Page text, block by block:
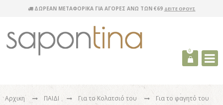
ΔΩΡΕΑΝ ΜΕΤΑΦΟΡΙΚΑ ΓΙΑ ΑΓΟΡΕΣ ΑΝΩ ΤΩΝ €69 ΔΕΙΤΕ ΟΡΟΥΣ
0
Αρχικη ΠΑΙΔΙ Για το Κολατσιό του Για το φαγητό του